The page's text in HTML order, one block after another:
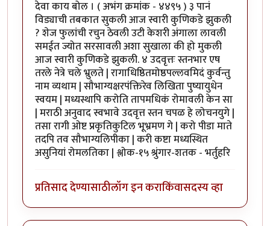
देवा काय बोल । ( अभंग क्रमांक - ४४९५ ) ३ पानं
विड्याची तबकात सुकली आज स्वारी कुणिकडे झुकली
? शेज फुलांची रचुन ठेवली उटी केशरी अंगाला लावली
समईत ज्योत सरसावली अशा सुखाला की हो मुकली
आज स्वारी कुणिकडे झुकली. ४ उदवृत्तः स्तनभार एष
तरले नेत्रे चले भ्रुलते | रागाधिष्ठितमोष्ठपल्लवमिदं कुर्वन्तु
नाम व्यथाम | सौभाग्यक्षरपंक्तिरेव लिखिता पुष्यायुधेन
स्वयम | मध्यस्थापि करोति तापमधिकं रोमावली केन सा
| मराठी अनुवाद स्वभावे उदवृत्त स्तन चपळ हे लोचनयुगे |
तसा रागी ओष्ट प्रकृतिकुटिल भूभ्रमण गे | करो पीडा माते
तदपि तव सौभाग्यलिपीका | करी कष्टा मध्यस्थित
असुनियां रोमलतिका | श्लोक-१५ श्रुंगार-शतक - भर्तुहरि
प्रतिसाद देण्यासाठीलॉग इन कराकिंवासदस्य व्हा